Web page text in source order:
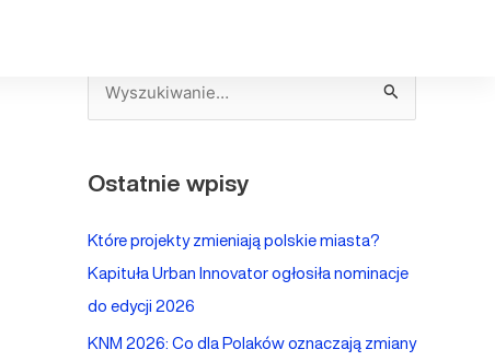
z
k
Ostatnie wpisy
Które projekty zmieniają polskie miasta?
Kapituła Urban Innovator ogłosiła nominacje
do edycji 2026
KNM 2026: Co dla Polaków oznaczają zmiany